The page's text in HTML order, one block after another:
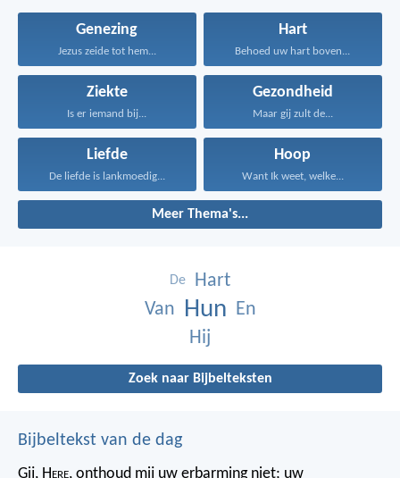
Genezing
Jezus zeide tot hem...
Hart
Behoed uw hart boven...
Ziekte
Is er iemand bij...
Gezondheid
Maar gij zult de...
Liefde
De liefde is lankmoedig...
Hoop
Want Ik weet, welke...
Meer Thema's...
De
Hart
Van Hun En
Hij
Zoek naar Bijbelteksten
Bijbeltekst van de dag
Gij, Here, onthoud mij uw erbarming niet; uw